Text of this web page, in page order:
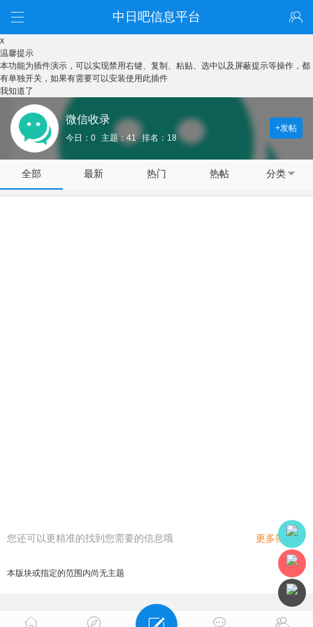
中日吧信息平台
x
温馨提示
本功能为插件演示，可以实现禁用右键、复制、粘贴、选中以及屏蔽提示等操作，都
有单独开关，如果有需要可以安装使用此插件
我知道了
微信收录
今日：0 主题：41 排名：18
+发帖
全部 最新 热门 热帖 分类
您还可以更精准的找到您需要的信息哦 更多筛选
本版块或指定的范围内尚无主题